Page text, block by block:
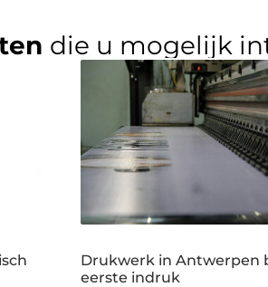
die u mogelijk
Drukwerk in Antwerpen
eerste indruk